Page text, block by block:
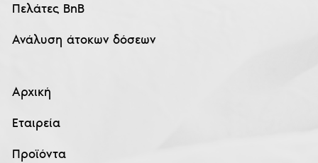
Πελάτες BnB
Ανάλυση άτοκων δόσεων
Αρχική
Εταιρεία
Προϊόντα